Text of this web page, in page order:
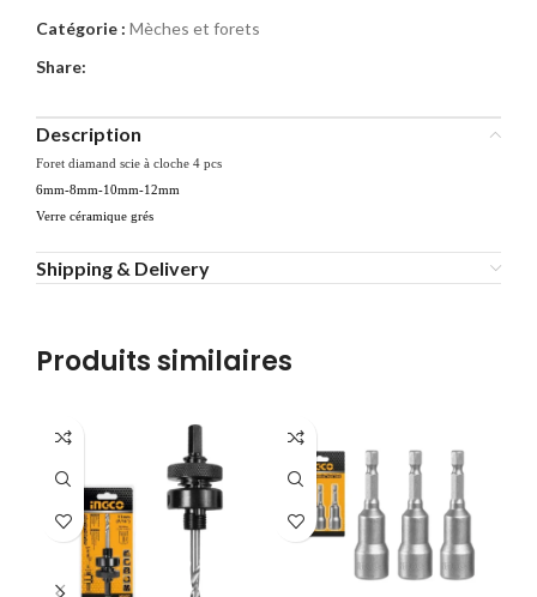
Catégorie : Mèches et forets
Share:
Description
Foret diamand scie à cloche 4 pcs
6mm-8mm-10mm-12mm
Verre céramique grés
Shipping & Delivery
Produits similaires